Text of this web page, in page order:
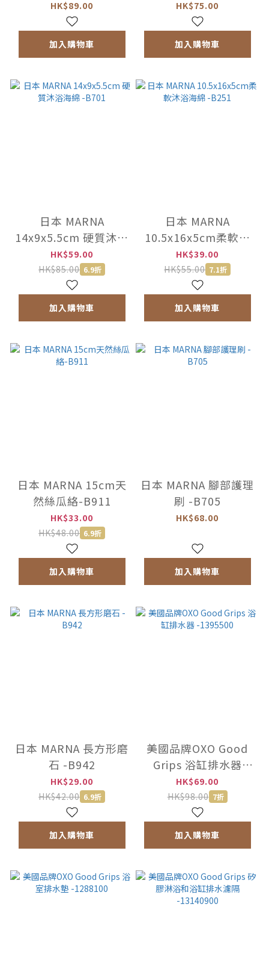
刷 -No.5
HK$89.00
加入購物車
刷 -No.1
HK$75.00
加入購物車
日本 MARNA
14x9x5.5cm 硬質沐浴
海綿 -B701
HK$59.00
HK$85.00 6.9折
加入購物車
日本 MARNA
10.5x16x5cm柔軟沐
浴海綿 -B251
HK$39.00
HK$55.00 7.1折
加入購物車
日本 MARNA 15cm天
然絲瓜絡-B911
HK$33.00
HK$48.00 6.9折
加入購物車
日本 MARNA 腳部護理
刷 -B705
HK$68.00
加入購物車
日本 MARNA 長方形磨
石 -B942
HK$29.00
HK$42.00 6.9折
加入購物車
美國品牌OXO Good
Grips 浴缸排水器
-1395500
HK$69.00
HK$98.00 7折
加入購物車